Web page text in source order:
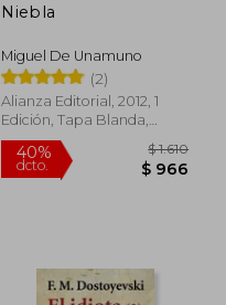
45%
Niebla
Miguel De Unamuno
(2)
Alianza Editorial, 2012, 1
Edición, Tapa Blanda,
Nuevo